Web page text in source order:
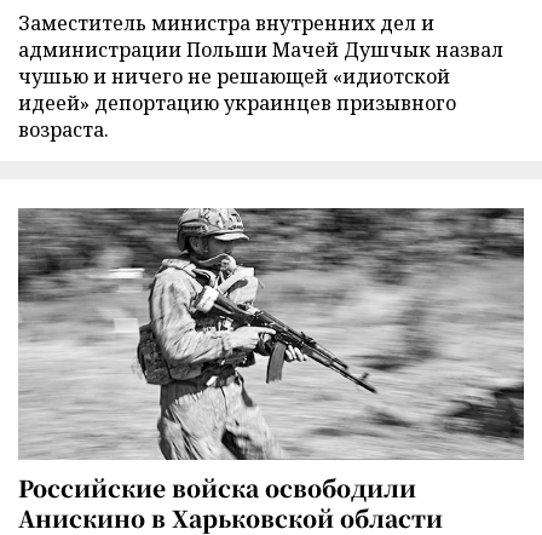
Заместитель министра внутренних дел и
администрации Польши Мачей Душчык назвал
чушью и ничего не решающей «идиотской
идеей» депортацию украинцев призывного
возраста.
Российские войска освободили
Анискино в Харьковской области